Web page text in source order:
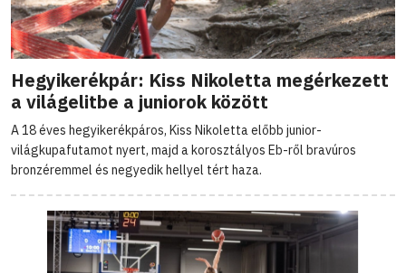
Hegyikerékpár: Kiss Nikoletta megérkezett
a világelitbe a juniorok között
A 18 éves hegyikerékpáros, Kiss Nikoletta előbb junior-
világkupafutamot nyert, majd a korosztályos Eb-ről bravúros
bronzéremmel és negyedik hellyel tért haza.